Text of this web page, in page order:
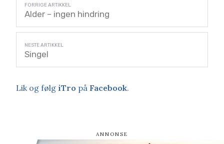
Alder – ingen hindring
Singel
Lik og følg iTro på Facebook.